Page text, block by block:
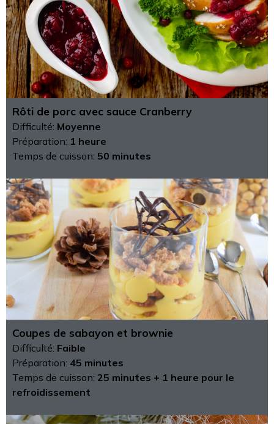
Rôti de porc avec sauce Cranberry
Difficulté: Moyenne
Préparation: 1 heure
Temps de cuisson: 50 minutes
Coupes de sabayon et brownie
Difficulté: Faible
Préparation: 45 minutes
Temps de cuisson: 25 minutes + 1 heure pour le
refroidissement